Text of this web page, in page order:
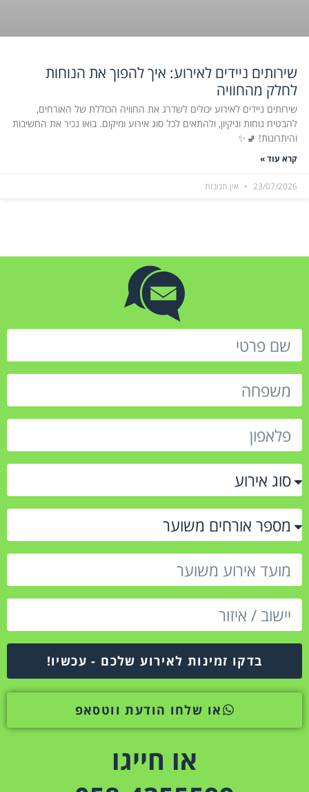
שירותים ניידים לאירוע: איך להפוך את הנוחות
לחלק מהחוויה
שירותים ניידים לאירוע יכולים לשדרג את החוויה הכוללת של האורחים,
להבטיח נוחות וניקיון, ולהתאים לכל סוג אירוע ומיקום. בואו נכיר את החשיבות
והיתרונות! 🚽✨
קרא עוד »
23/07/2026 אין תגובות
בדקו זמינות לאירוע שלכם - עכשיו!
או שלחו הודעת ווטסאפ
או חייגו